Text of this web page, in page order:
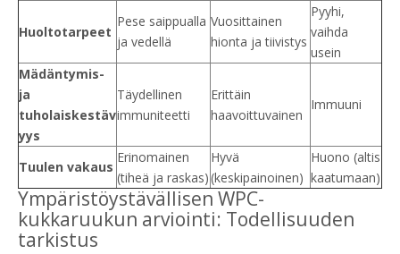
Huoltotarpeet
Pese saippualla
ja vedellä
Vuosittainen
hionta ja tiivistys
Pyyhi,
vaihda
usein
Mädäntymis-
ja
tuholaiskestäv
yys
Täydellinen
immuniteetti
Erittäin
haavoittuvainen
Immuuni
Tuulen vakaus
Erinomainen
(tiheä ja raskas)
Hyvä
(keskipainoinen)
Huono (altis
kaatumaan)
Ympäristöystävällisen WPC-
kukkaruukun arviointi: Todellisuuden
tarkistus